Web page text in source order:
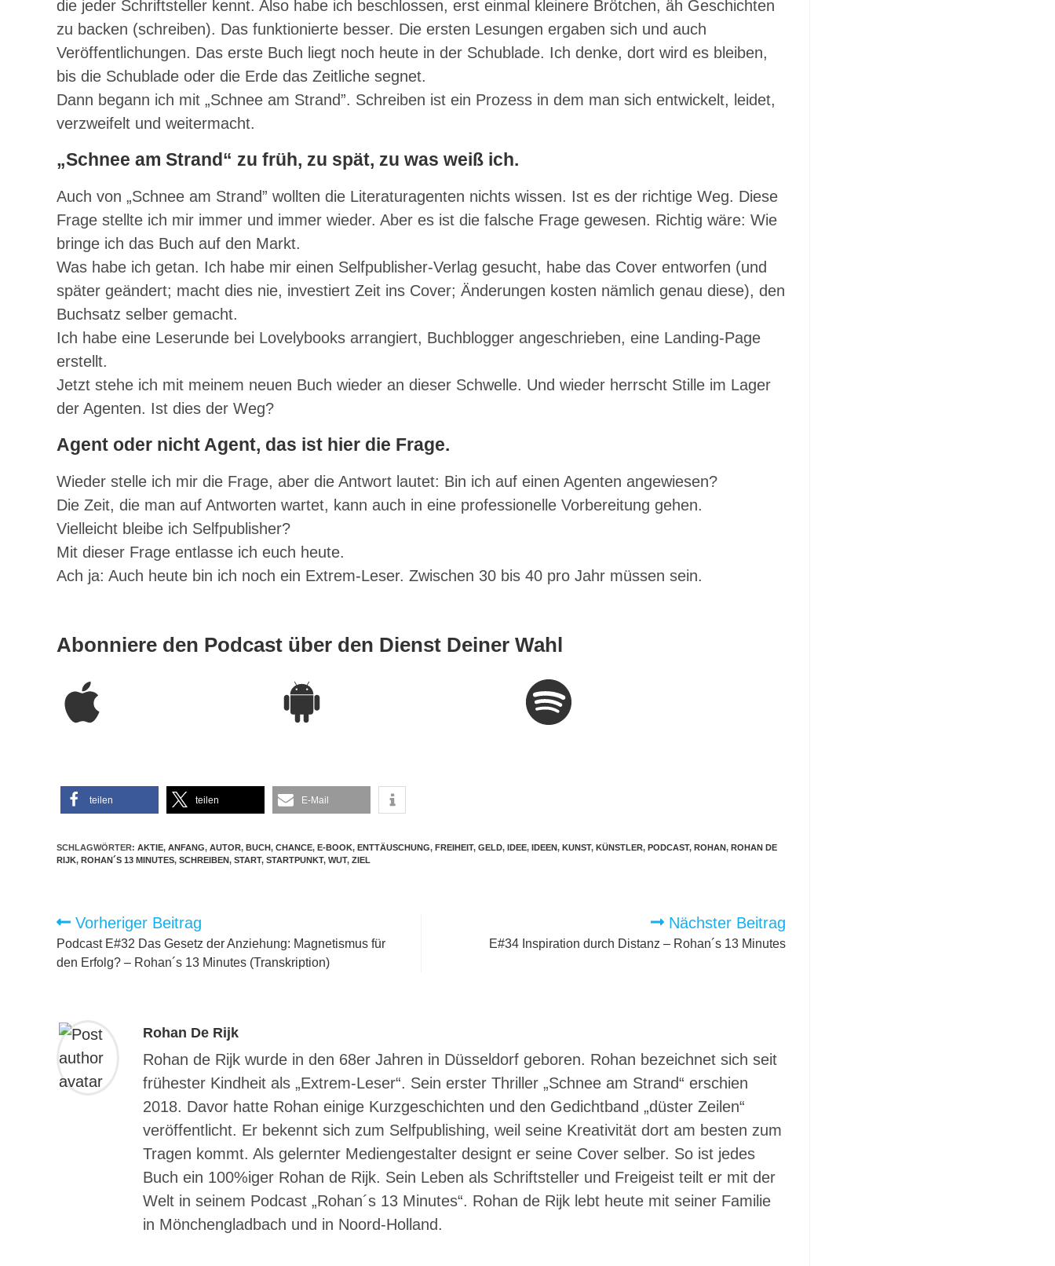
die jeder Schriftsteller kennt. Also habe ich beschlossen, erst einmal kleinere Brötchen, äh Geschichten
zu backen (schreiben). Das funktionierte besser. Die ersten Lesungen ergaben sich und auch
Veröffentlichungen. Das erste Buch liegt noch heute in der Schublade. Ich denke, dort wird es bleiben,
bis die Schublade oder die Erde das Zeitliche segnet.
Dann begann ich mit „Schnee am Strand”. Schreiben ist ein Prozess in dem man sich entwickelt, leidet,
verzweifelt und weitermacht.
„Schnee am Strand“ zu früh, zu spät, zu was weiß ich.
Auch von „Schnee am Strand” wollten die Literaturagenten nichts wissen. Ist es der richtige Weg. Diese
Frage stellte ich mir immer und immer wieder. Aber es ist die falsche Frage gewesen. Richtig wäre: Wie
bringe ich das Buch auf den Markt.
Was habe ich getan. Ich habe mir einen Selfpublisher-Verlag gesucht, habe das Cover entworfen (und
später geändert; macht dies nie, investiert Zeit ins Cover; Änderungen kosten nämlich genau diese), den
Buchsatz selber gemacht.
Ich habe eine Leserunde bei Lovelybooks arrangiert, Buchblogger angeschrieben, eine Landing-Page
erstellt.
Jetzt stehe ich mit meinem neuen Buch wieder an dieser Schwelle. Und wieder herrscht Stille im Lager
der Agenten. Ist dies der Weg?
Agent oder nicht Agent, das ist hier die Frage.
Wieder stelle ich mir die Frage, aber die Antwort lautet: Bin ich auf einen Agenten angewiesen?
Die Zeit, die man auf Antworten wartet, kann auch in eine professionelle Vorbereitung gehen.
Vielleicht bleibe ich Selfpublisher?
Mit dieser Frage entlasse ich euch heute.
Ach ja: Auch heute bin ich noch ein Extrem-Leser. Zwischen 30 bis 40 pro Jahr müssen sein.
Abonniere den Podcast über den Dienst Deiner Wahl
teilen teilen E-Mail
SCHLAGWÖRTER: AKTIE, ANFANG, AUTOR, BUCH, CHANCE, E-BOOK, ENTTÄUSCHUNG, FREIHEIT, GELD, IDEE, IDEEN, KUNST, KÜNSTLER, PODCAST, ROHAN, ROHAN DE
RIJK, ROHAN´S 13 MINUTES, SCHREIBEN, START, STARTPUNKT, WUT, ZIEL
Weitere
Artikel
ansehen
Vorheriger Beitrag
Podcast E#32 Das Gesetz der Anziehung: Magnetismus für
den Erfolg? – Rohan´s 13 Minutes (Transkription)
Nächster Beitrag
E#34 Inspiration durch Distanz – Rohan´s 13 Minutes
Rohan De Rijk
Rohan de Rijk wurde in den 68er Jahren in Düsseldorf geboren. Rohan bezeichnet sich seit
frühester Kindheit als „Extrem-Leser“. Sein erster Thriller „Schnee am Strand“ erschien
2018. Davor hatte Rohan einige Kurzgeschichten und den Gedichtband „düster Zeilen“
veröffentlicht. Er bekennt sich zum Selfpublishing, weil seine Kreativität dort am besten zum
Tragen kommt. Als gelernter Mediengestalter designt er seine Cover selber. So ist jedes
Buch ein 100%iger Rohan de Rijk. Sein Leben als Schriftsteller und Freigeist teilt er mit der
Welt in seinem Podcast „Rohan´s 13 Minutes“. Rohan de Rijk lebt heute mit seiner Familie
in Mönchengladbach und in Noord-Holland.